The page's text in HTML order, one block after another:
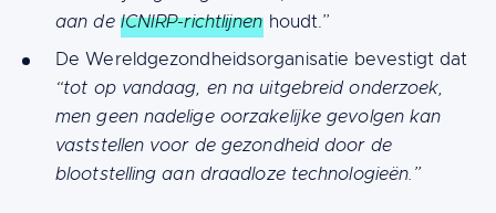
aan de ICNIRP-richtlijnenhoudt.”
De Wereldgezondheidsorganisatie bevestigt dat
“tot op vandaag, en na uitgebreid onderzoek,
men geen nadelige oorzakelijke gevolgen kan
vaststellen voor de gezondheid door de
blootstelling aan draadloze technologieën.”